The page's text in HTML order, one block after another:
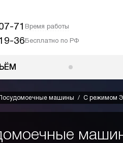
71 Время работы
36Бесплатно по РФ
машины С режимом